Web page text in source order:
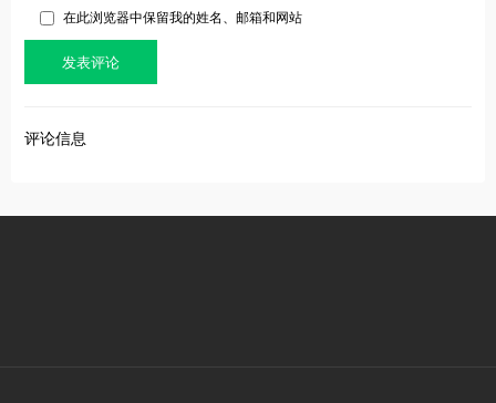
在此浏览器中保留我的姓名、邮箱和网站
评论信息